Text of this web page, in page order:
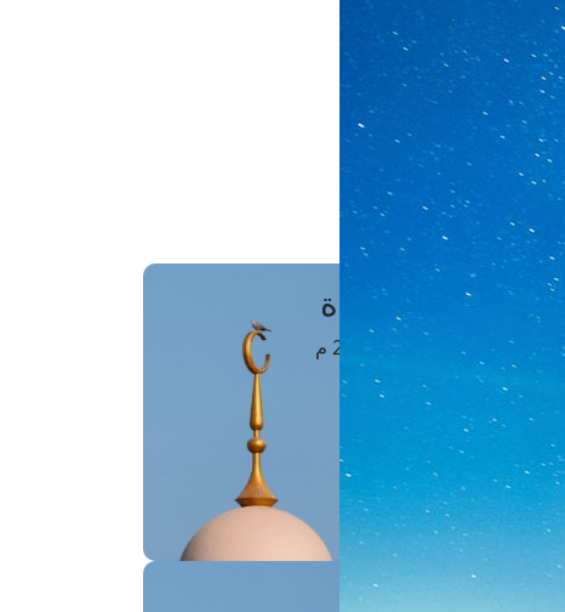
استعلام عن فتوى
حجز موعد
الفتوى الهاتفية
مَواقِيتُ الصَّـــلاة
القاهرة · 07 أغسطس 2026 م
الفجر
الظهر
العصر